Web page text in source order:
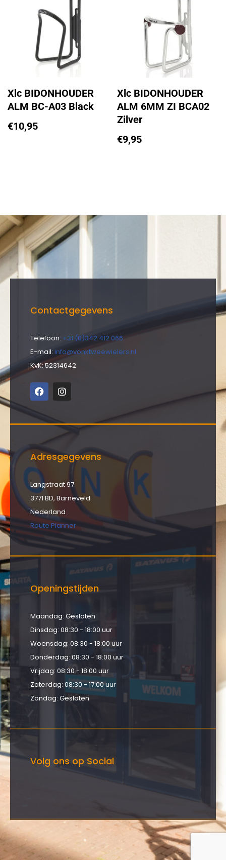
Xlc BIDONHOUDER
ALM BC-A03 Black
€10,95
Xlc BIDONHOUDER
ALM 6MM ZI BCA02
Zilver
€9,95
Contactgegevens
Telefoon: +31 (0)342 412 066
E-mail:info@vonktweewielers.nl
KvK: 52314642
Adresgegevens
Langstraat 97
3771 BD, Barneveld
Nederland
Route Planner
Openingstijden
Maandag: Gesloten
Dinsdag: 08:30 - 18:00 uur
Woensdag: 08:30 - 18:00 uur
Donderdag: 08:30 - 18:00 uur
Vrijdag: 08:30 - 18:00 uur
Zaterdag: 08:30 - 17:00 uur
Zondag: Gesloten
Volg ons op Social